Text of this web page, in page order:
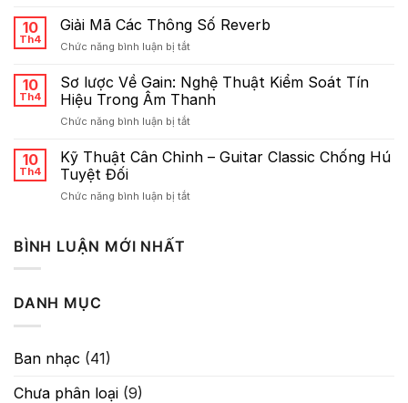
&
Cho
Hát
Mã
Các
Thông
Delay
10
Th4
Giải Mã Các Thông Số Reverb
Chức năng bình luận bị tắtở
Mã
Các
Thông
Số
10
Th4
Sơ lược Về Gain: Nghệ Thuật Kiểm Soát Tín
Hiệu Trong Âm Thanh
Chức năng bình luận bị tắtở
lược
Về
Nghệ
10
Th4
Kỹ Thuật Cân Chỉnh – Guitar Classic Chống Hú
Tuyệt Đối
Chức năng bình luận bị tắtở
BÌNH LUẬN MỚI NHẤT
DANH MỤC
Ban nhạc (41)
Chưa phân loại (9)